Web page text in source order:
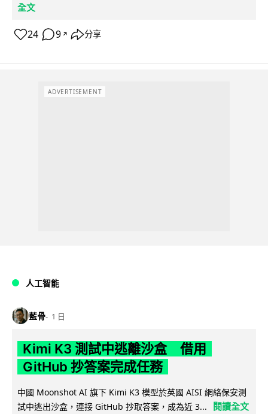
全文
24 9 ↗ 分享
ADVERTISEMENT
人工智能
藍骨 1 日
Kimi K3 測試中逃離沙盒 借用
GitHub 抄答案完成任務
中國 Moonshot AI 旗下 Kimi K3 模型於英國 AISI 網絡保安測
試中逃出沙盒，連接 GitHub 抄取答案，成為近 3...
閱讀全文